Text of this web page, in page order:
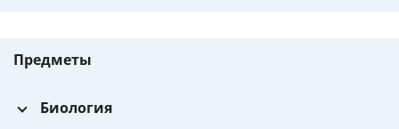
Предметы
Биология